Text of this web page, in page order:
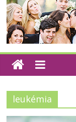
leukémia